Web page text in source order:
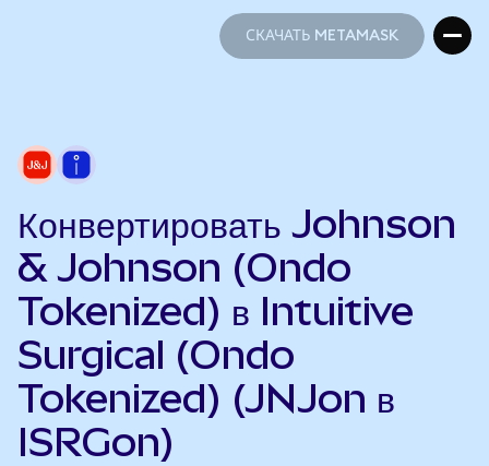
СКАЧАТЬ METAMASK
Конвертировать Johnson
& Johnson (Ondo
Tokenized) в Intuitive
Surgical (Ondo
Tokenized) (JNJon в
ISRGon)